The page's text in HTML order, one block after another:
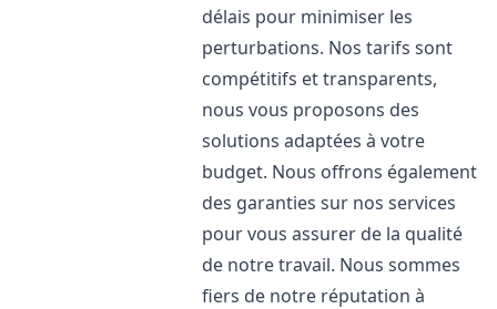
délais pour minimiser les
perturbations. Nos tarifs sont
compétitifs et transparents,
nous vous proposons des
solutions adaptées à votre
budget. Nous offrons également
des garanties sur nos services
pour vous assurer de la qualité
de notre travail. Nous sommes
fiers de notre réputation à